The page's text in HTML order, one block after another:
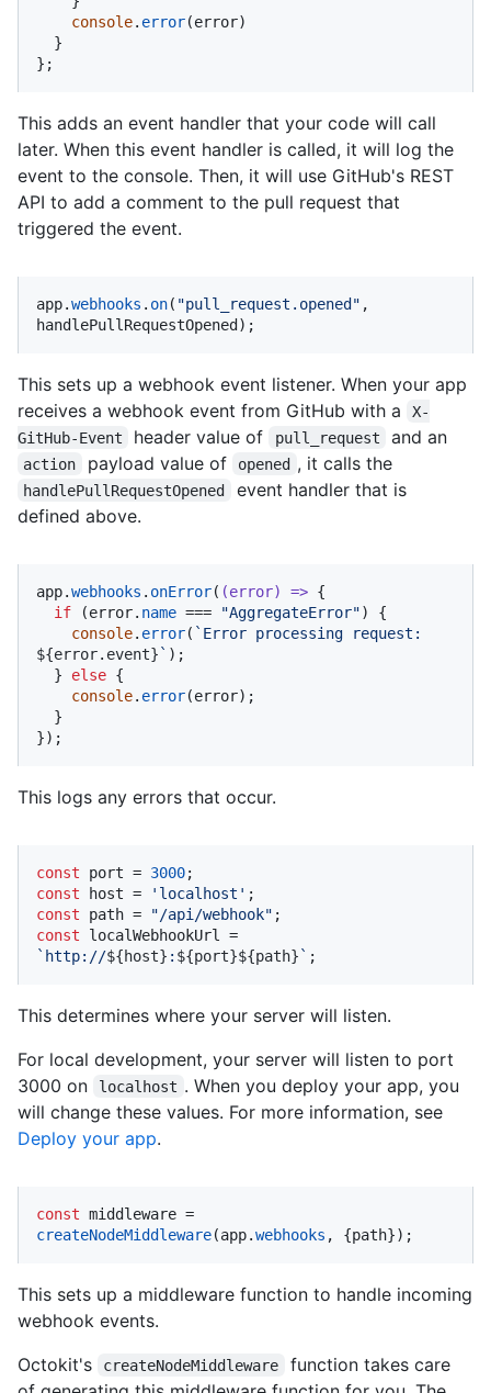
console. error(error)
};
This adds an event handler that your code will call
later. When this event handler is called, it will log the
event to the console. Then, it will use GitHub's REST
API to add a comment to the pull request that
triggered the event.
app.webhooks . on( "pull_request.opened" ,
handlePullRequestOpened);
This sets up a webhook event listener. When your app
receives a webhook event from GitHub with a
X-
GitHub-Event
header value of pull_request and an
action payload value of opened , it calls the
handlePullRequestOpened
event handler that is
defined above.
app.webhooks . onError( (error) => {
if (error. name === "AggregateError") {
console. error(
${error.event} ` );
  }
else {
console. error(error);
});
This logs any errors that occur.
const port = 3000
const host = 'localhost'
const path = "/api/webhook"
const
`http://${host} : ${port}${path} ` ;
This determines where your server will listen.
For local development, your server will listen to port
3000 on
localhost . When you deploy your app, you
will change these values. For more information, see
Deploy your app.
const
createNodeMiddleware(app.webhooks , {path});
This sets up a middleware function to handle incoming
webhook events.
Octokit's
createNodeMiddleware
function takes care